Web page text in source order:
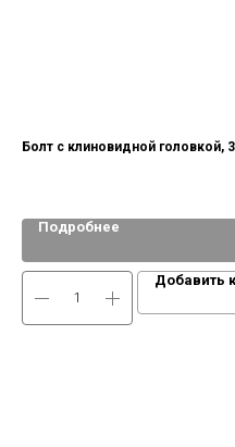
Болт с клиновидной головкой,
Подробнее
Добавить